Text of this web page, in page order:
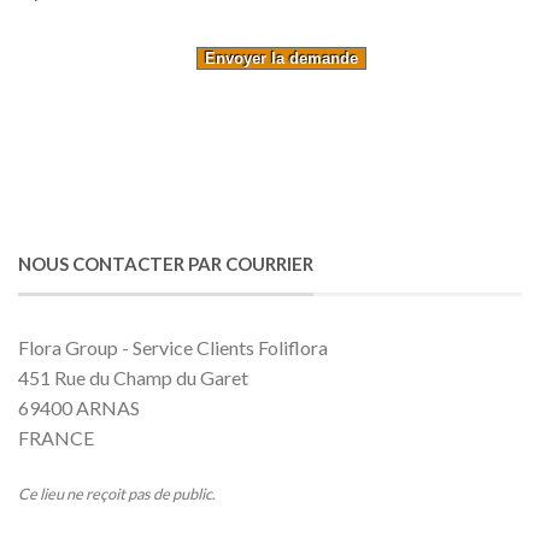
NOUS CONTACTER PAR COURRIER
Flora Group - Service Clients Foliflora
451 Rue du Champ du Garet
69400 ARNAS
FRANCE
Ce lieu ne reçoit pas de public.